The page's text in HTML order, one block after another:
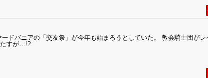
ドバニアの「交友祭」が今年も始まろうとしていた。 教会騎士団がレ
たすが…!?